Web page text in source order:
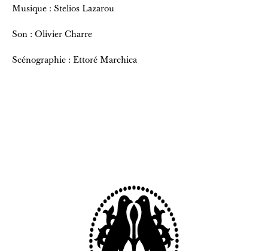
Musique : Stelios Lazarou
Son : Olivier Charre
Scénographie : Ettoré Marchica